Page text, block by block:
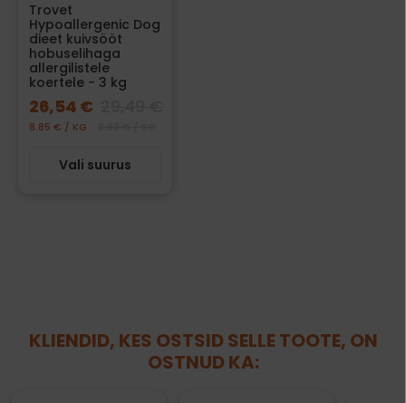
Trovet
Hypoallergenic Dog
dieet kuivsööt
hobuselihaga
allergilistele
koertele - 3 kg
26,54 €
8.85 € / KG
Vali suurus
KLIENDID, KES OSTSID SELLE TOOTE, ON
OSTNUD KA: